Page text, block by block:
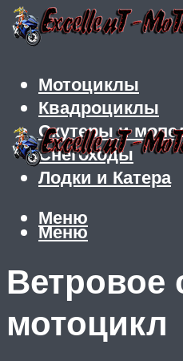
Мотоциклы
Квадроциклы
Скутеры и
Снегоходы
Лодки и Катера
Меню
Меню
Ветровое
мотоцикл